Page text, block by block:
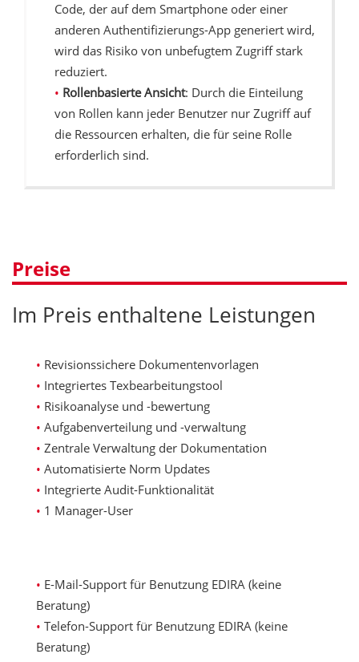
Code, der auf dem Smartphone oder einer
anderen Authentifizierungs-App generiert wird,
wird das Risiko von unbefugtem Zugriff stark
reduziert.
Rollenbasierte Ansicht: Durch die Einteilung
von Rollen kann jeder Benutzer nur Zugriff auf
die Ressourcen erhalten, die für seine Rolle
erforderlich sind.
Preise
Im Preis enthaltene Leistungen
Revisionssichere Dokumentenvorlagen
Integriertes Texbearbeitungstool
Risikoanalyse und -bewertung
Aufgabenverteilung und -verwaltung
Zentrale Verwaltung der Dokumentation
Automatisierte Norm Updates
Integrierte Audit-Funktionalität
1 Manager-User
E-Mail-Support für Benutzung EDIRA (keine
Beratung)
Telefon-Support für Benutzung EDIRA (keine
Beratung)